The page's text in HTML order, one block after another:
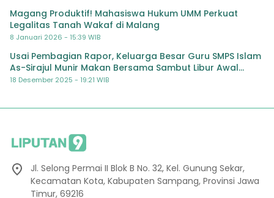
Magang Produktif! Mahasiswa Hukum UMM Perkuat
Legalitas Tanah Wakaf di Malang
8 Januari 2026 - 15:39 WIB
Usai Pembagian Rapor, Keluarga Besar Guru SMPS Islam
As-Sirajul Munir Makan Bersama Sambut Libur Awal
Semester
18 Desember 2025 - 19:21 WIB
Jl. Selong Permai II Blok B No. 32, Kel. Gunung Sekar,
Kecamatan Kota, Kabupaten Sampang, Provinsi Jawa
Timur, 69216